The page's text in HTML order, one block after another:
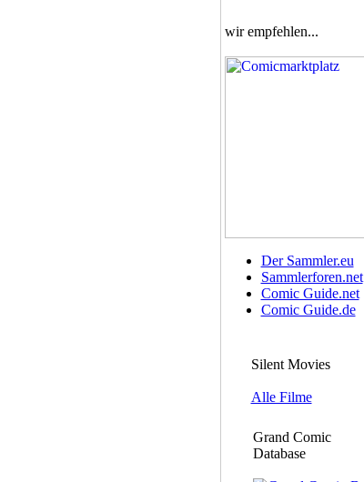
wir empfehlen...
Der Sammler.eu
Sammlerforen.net
Comic Guide.net
Comic Guide.de
Silent Movies
Alle Filme
Grand Comic
Database